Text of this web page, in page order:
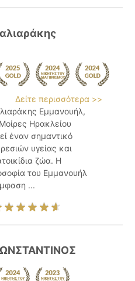
Δείτε περισσότερα >>
Εμμανουήλ,
Ηρακλείου
έναν σημαντικό
υγείας και
ζώα. Η
του Εμμανουήλ
...